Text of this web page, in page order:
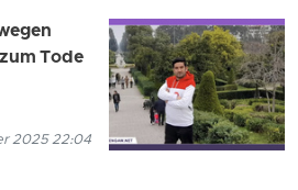
Tode
2025 22:04